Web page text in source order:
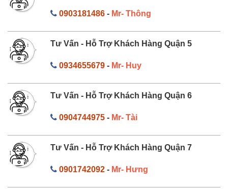
0903181486- Mr- Thông
Tư Vấn - Hỗ Trợ Khách Hàng Quận 5
0934655679- Mr- Huy
Tư Vấn - Hỗ Trợ Khách Hàng Quận 6
0904744975- Mr- Tài
Tư Vấn - Hỗ Trợ Khách Hàng Quận 7
0901742092- Mr- Hưng